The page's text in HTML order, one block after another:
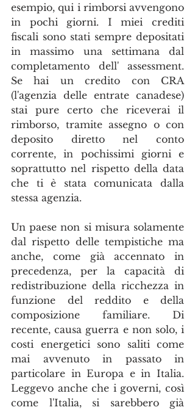
esempio, qui i rimborsi avvengono
in pochi giorni. I miei crediti
fiscali sono stati sempre depositati
in massimo una settimana dal
completamento dell' assessment.
Se hai un credito con CRA
(l'agenzia delle entrate canadese)
stai pure certo che riceverai il
rimborso, tramite assegno o con
deposito diretto nel conto
corrente, in pochissimi giorni e
soprattutto nel rispetto della data
che ti è stata comunicata dalla
stessa agenzia.
Un paese non si misura solamente
dal rispetto delle tempistiche ma
anche, come già accennato in
precedenza, per la capacità di
redistribuzione della ricchezza in
funzione del reddito e della
composizione familiare. Di
recente, causa guerra e non solo, i
costi energetici sono saliti come
mai avvenuto in passato in
particolare in Europa e in Italia.
Leggevo anche che i governi, così
come l'Italia, si sarebbero già